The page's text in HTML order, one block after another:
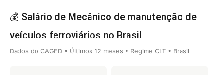
💰 Salário de Mecânico de manutenção de
veículos ferroviários no Brasil
Dados do CAGED • Últimos 12 meses • Regime CLT • Brasil